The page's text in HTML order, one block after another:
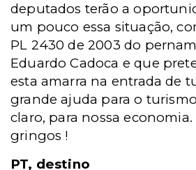
deputados terão a
um pouco essa situação,
PL 2430 de 2003 do
Eduardo Cadoca e que
esta amarra na entrada de
grande ajuda para o
claro, para nossa
gringos !
PT, destino